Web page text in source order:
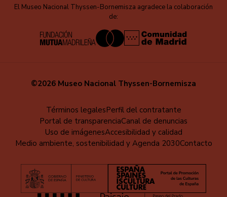
El Museo Nacional Thyssen-Bornemisza agradece la colaboración
de:
©2026 Museo Nacional Thyssen-Bornemisza
pie
Términos legalesPerfil del contratante
Portal de transparenciaCanal de denuncias
Uso de imágenesAccesibilidad y calidad
Medio ambiente, sostenibilidad y Agenda 2030Contacto